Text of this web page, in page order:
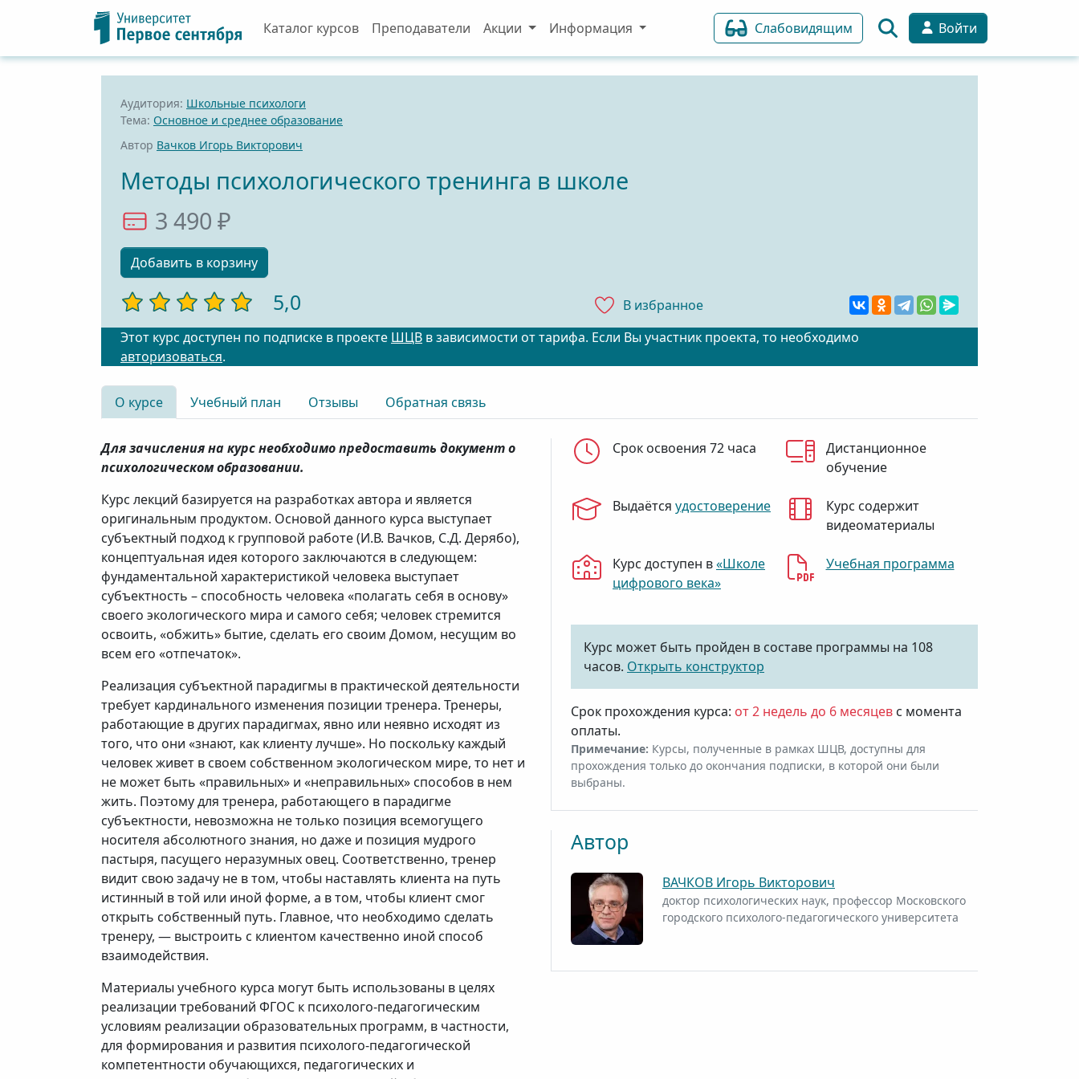
Каталог курсов Преподаватели Акции Информация Слабовидящим Войти
Аудитория: Школьные психологи
Тема: Основное и среднее образование
Автор Вачков Игорь Викторович
Методы психологического тренинга в школе
3 490 ₽
Добавить в корзину
5,0
В избранноe
Этот курс доступен по подписке в проекте ШЦВ в зависимости от тарифа. Если Вы участник проекта, то необходимо
авторизоваться.
О курсе Учебный план Отзывы Обратная связь
Срок освоения 72 часа
Дистанционное
обучение
Выдаётся удостоверение
Курс содержит
видеоматериалы
Курс доступен в«Школе
цифрового века»
Учебная программа
Курс может быть пройден в составе программы на 108
часов. Открыть конструктор
Срок прохождения курса: от 2 недель до 6 месяцев с момента
оплаты.
Примечание: Курсы, полученные в рамках ШЦВ, доступны для
прохождения только до окончания подписки, в которой они были
выбраны.
Автор
ВАЧКОВ Игорь Викторович
доктор психологических наук, профессор Московского
городского психолого-педагогического университета
Для зачисления на курс необходимо предоставить документ о
психологическом образовании.
Курс лекций базируется на разработках автора и является
оригинальным продуктом. Основой данного курса выступает
субъектный подход к групповой работе (И.В. Вачков, С.Д. Дерябо),
концептуальная идея которого заключаются в следующем:
фундаментальной характеристикой человека выступает
субъектность – способность человека «полагать себя в основу»
своего экологического мира и самого себя; человек стремится
освоить, «обжить» бытие, сделать его своим Домом, несущим во
всем его «отпечаток».
Реализация субъектной парадигмы в практической деятельности
требует кардинального изменения позиции тренера. Тренеры,
работающие в других парадигмах, явно или неявно исходят из
того, что они «знают, как клиенту лучше». Но поскольку каждый
человек живет в своем собственном экологическом мире, то нет и
не может быть «правильных» и «неправильных» способов в нем
жить. Поэтому для тренера, работающего в парадигме
субъектности, невозможна не только позиция всемогущего
носителя абсолютного знания, но даже и позиция мудрого
пастыря, пасущего неразумных овец. Соответственно, тренер
видит свою задачу не в том, чтобы наставлять клиента на путь
истинный в той или иной форме, а в том, чтобы клиент смог
открыть собственный путь. Главное, что необходимо сделать
тренеру, — выстроить с клиентом качественно иной способ
взаимодействия.
Материалы учебного курса могут быть использованы в целях
реализации требований ФГОС к психолого-педагогическим
условиям реализации образовательных программ, в частности,
для формирования и развития психолого-педагогической
компетентности обучающихся, педагогических и